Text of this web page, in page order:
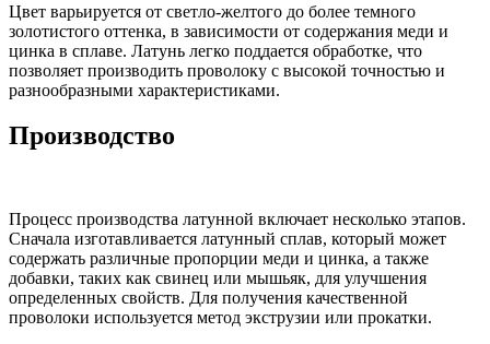
Цвет варьируется от светло-желтого до более темного
золотистого оттенка, в зависимости от содержания меди и
цинка в сплаве. Латунь легко поддается обработке, что
позволяет производить проволоку с высокой точностью и
разнообразными характеристиками.
Производство
Процесс производства латунной включает несколько этапов.
Сначала изготавливается латунный сплав, который может
содержать различные пропорции меди и цинка, а также
добавки, таких как свинец или мышьяк, для улучшения
определенных свойств. Для получения качественной
проволоки используется метод экструзии или прокатки.